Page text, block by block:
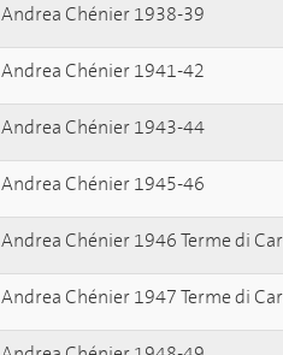
Andrea Chénier 1938-39
Andrea Chénier 1941-42
Andrea Chénier 1943-44
Andrea Chénier 1945-46
Andrea Chénier 1946 Terme di
Andrea Chénier 1947 Terme di